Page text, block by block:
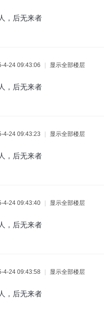
，后无来者
4-24 09:43:06 显示全部楼层
，后无来者
4-24 09:43:23 显示全部楼层
，后无来者
4-24 09:43:40 显示全部楼层
，后无来者
4-24 09:43:58 显示全部楼层
，后无来者